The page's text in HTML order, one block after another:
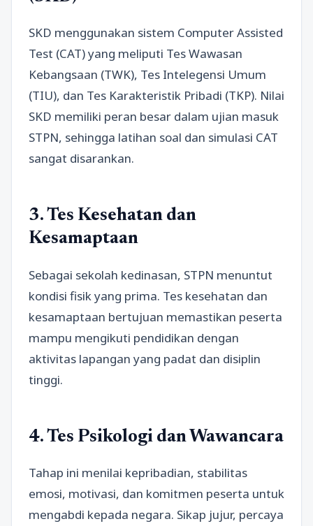
SKD menggunakan sistem Computer Assisted
Test (CAT) yang meliputi Tes Wawasan
Kebangsaan (TWK), Tes Intelegensi Umum
(TIU), dan Tes Karakteristik Pribadi (TKP). Nilai
SKD memiliki peran besar dalam ujian masuk
STPN, sehingga latihan soal dan simulasi CAT
sangat disarankan.
3. Tes Kesehatan dan
Kesamaptaan
Sebagai sekolah kedinasan, STPN menuntut
kondisi fisik yang prima. Tes kesehatan dan
kesamaptaan bertujuan memastikan peserta
mampu mengikuti pendidikan dengan
aktivitas lapangan yang padat dan disiplin
tinggi.
4. Tes Psikologi dan Wawancara
Tahap ini menilai kepribadian, stabilitas
emosi, motivasi, dan komitmen peserta untuk
mengabdi kepada negara. Sikap jujur, percaya